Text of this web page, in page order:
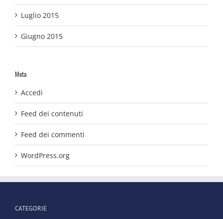
Luglio 2015
Giugno 2015
Meta
Accedi
Feed dei contenuti
Feed dei commenti
WordPress.org
CATEGORIE